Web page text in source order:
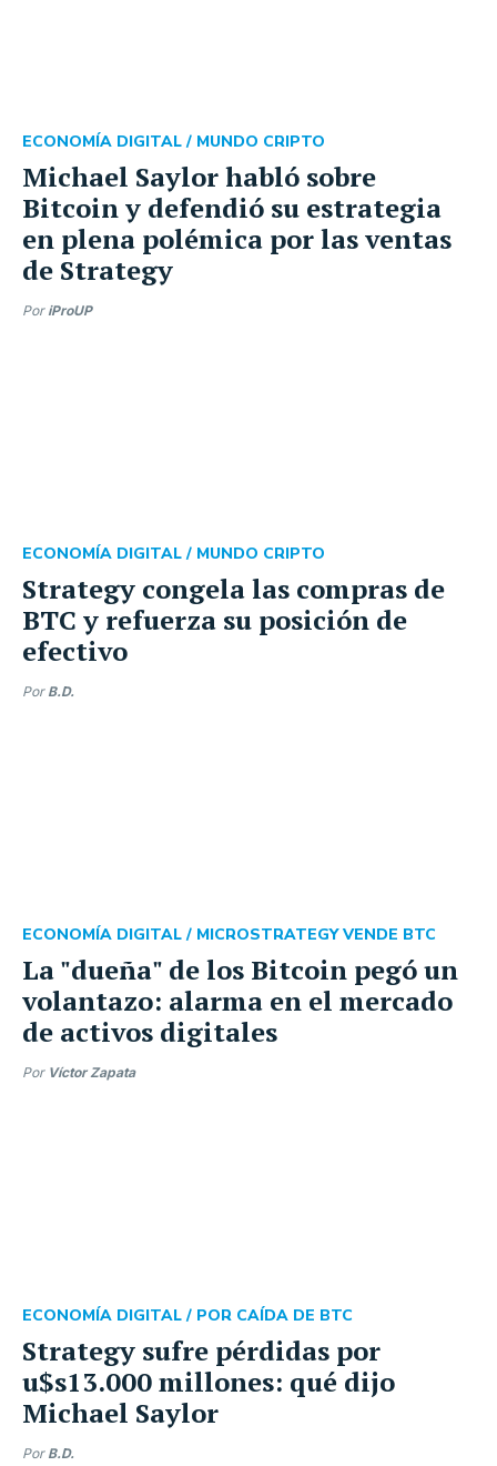
Michael Saylor habló sobre
Bitcoin y defendió su estrategia
en plena polémica por las ventas
de Strategy
ECONOMÍA DIGITAL / MUNDO CRIPTO
Por iProUP
Strategy congela las compras de
BTC y refuerza su posición de
efectivo
ECONOMÍA DIGITAL / MUNDO CRIPTO
Por B.D.
La "dueña" de los Bitcoin pegó un
volantazo: alarma en el mercado
de activos digitales
ECONOMÍA DIGITAL / MICROSTRATEGY VENDE BTC
Por Víctor Zapata
Strategy sufre pérdidas por
u$s13.000 millones: qué dijo
Michael Saylor
ECONOMÍA DIGITAL / POR CAÍDA DE BTC
Por B.D.